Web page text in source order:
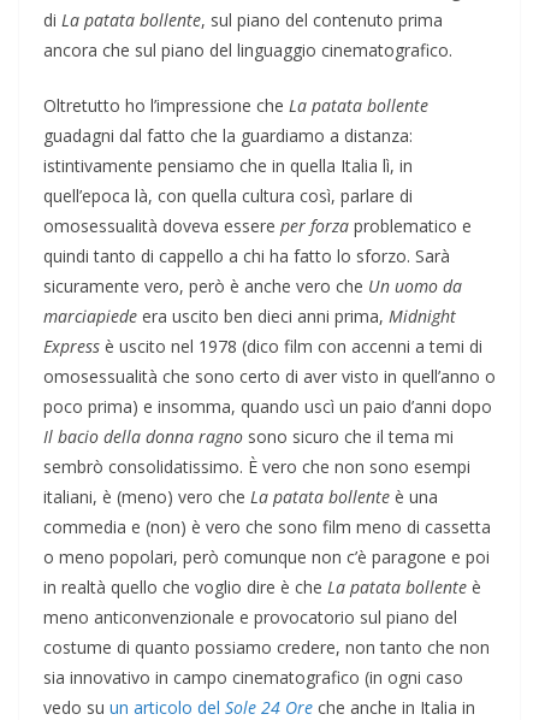
di La patata bollente, sul piano del contenuto prima
ancora che sul piano del linguaggio cinematografico.
Oltretutto ho l’impressione che La patata bollente
guadagni dal fatto che la guardiamo a distanza:
istintivamente pensiamo che in quella Italia lì, in
quell’epoca là, con quella cultura così, parlare di
omosessualità doveva essere per forza problematico e
quindi tanto di cappello a chi ha fatto lo sforzo. Sarà
sicuramente vero, però è anche vero che Un uomo da
marciapiede era uscito ben dieci anni prima, Midnight
Express è uscito nel 1978 (dico film con accenni a temi di
omosessualità che sono certo di aver visto in quell’anno o
poco prima) e insomma, quando uscì un paio d’anni dopo
Il bacio della donna ragno sono sicuro che il tema mi
sembrò consolidatissimo. È vero che non sono esempi
italiani, è (meno) vero che La patata bollente è una
commedia e (non) è vero che sono film meno di cassetta
o meno popolari, però comunque non c’è paragone e poi
in realtà quello che voglio dire è che La patata bollente è
meno anticonvenzionale e provocatorio sul piano del
costume di quanto possiamo credere, non tanto che non
sia innovativo in campo cinematografico (in ogni caso
vedo su un articolo del Sole 24 Ore che anche in Italia in